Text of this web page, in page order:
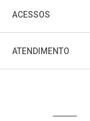
ACESSOS
ATENDIMENTO